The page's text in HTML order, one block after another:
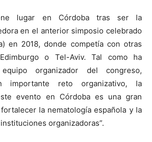
lugar en Córdoba tras ser la
en el anterior simposio celebrado
en 2018, donde competía con otras
o Tel-Aviv. Tal como ha
organizador del congreso,
importante reto organizativo, la
evento en Córdoba es una gran
la nematología española y la
organizadoras”.